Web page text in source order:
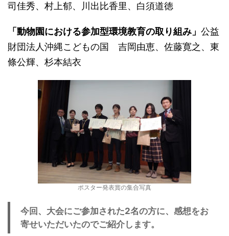
司佳秀、村上郁、川出比香里、白須道徳
「動物園における参加型環境教育の取り組み」 公益
財団法人沖縄こどもの国 吉岡由恵、佐藤寛之、東
條公輝、杉本結衣
ポスター発表賞の集合写真
今回、大会にご参加された2名の方に、感想をお
寄せいただいたのでご紹介します。